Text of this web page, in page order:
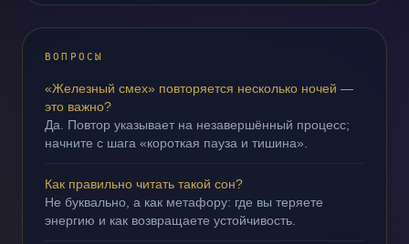
ВОПРОСЫ
«Железный смех» повторяется несколько ночей —
это важно?
Да. Повтор указывает на незавершённый процесс;
начните с шага «короткая пауза и тишина».
Как правильно читать такой сон?
Не буквально, а как метафору: где вы теряете
энергию и как возвращаете устойчивость.